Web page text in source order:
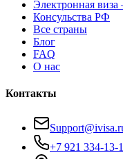
Электронная
Консульства РФ
Все страны
Блог
FAQ
О нас
Контакты
+7 921 334-13-